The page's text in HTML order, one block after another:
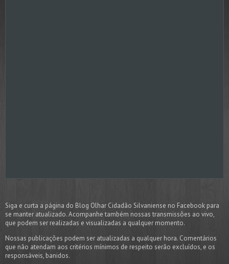
Siga e curta a página do Blog Olhar Cidadão Silvaniense no Facebook para
se manter atualizado. Acompanhe também nossas transmissões ao vivo,
que podem ser realizadas e visualizadas a qualquer momento.
Nossas publicações podem ser atualizadas a qualquer hora. Comentários
que não atendam aos critérios mínimos de respeito serão excluídos, e os
responsáveis, banidos.